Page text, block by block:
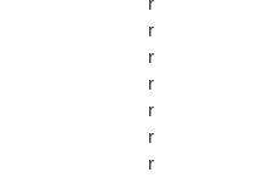
r
r
r
r
r
r